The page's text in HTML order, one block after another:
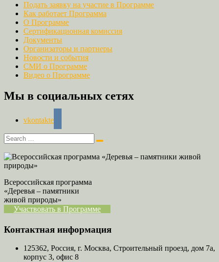
Подать заявку на участие в Программе
Как работает Программа
О Программе
Сертификационная комиссия
Документы
Организаторы и партнеры
Новости и события
СМИ о Программе
Видео о Программе
Мы в социальных сетях
vkontakte
Всероссийская программа
«Деревья – памятники
живой природы»
Участвовать в Программе
Контактная информация
125362, Россия, г. Москва, Строительный проезд, дом 7а,
корпус 3, офис 8